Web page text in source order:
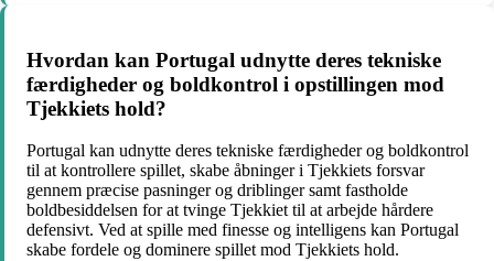
Hvordan kan Portugal udnytte deres tekniske
færdigheder og boldkontrol i opstillingen mod
Tjekkiets hold?
Portugal kan udnytte deres tekniske færdigheder og boldkontrol
til at kontrollere spillet, skabe åbninger i Tjekkiets forsvar
gennem præcise pasninger og driblinger samt fastholde
boldbesiddelsen for at tvinge Tjekkiet til at arbejde hårdere
defensivt. Ved at spille med finesse og intelligens kan Portugal
skabe fordele og dominere spillet mod Tjekkiets hold.